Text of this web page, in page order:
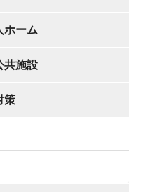
ホーム
共施設
策